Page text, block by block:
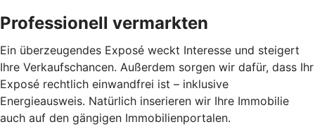
Professionell vermarkten
Ein überzeugendes Exposé weckt Interesse und steigert
Ihre Verkaufschancen. Außerdem sorgen wir dafür, dass Ihr
Exposé rechtlich einwandfrei ist – inklusive
Energieausweis. Natürlich inserieren wir Ihre Immobilie
auch auf den gängigen Immobilienportalen.